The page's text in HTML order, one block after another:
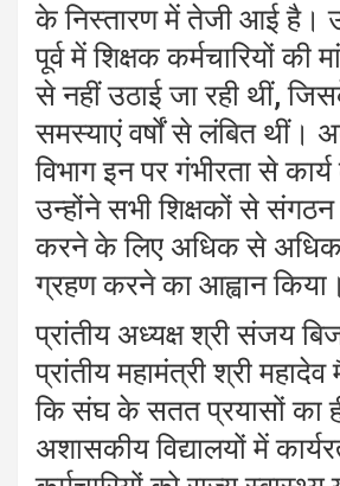
के निस्तारण में तेजी आई है।
पूर्व में शिक्षक कर्मचारियों की
से नहीं उठाई जा रही थीं,
समस्याएं वर्षों से लंबित थीं।
विभाग इन पर गंभीरता से
उन्होंने सभी शिक्षकों से
करने के लिए अधिक से
ग्रहण करने का आह्वान किया।
प्रांतीय अध्यक्ष श्री संजय
प्रांतीय महामंत्री श्री
कि संघ के सतत प्रयासों का
अशासकीय विद्यालयों में